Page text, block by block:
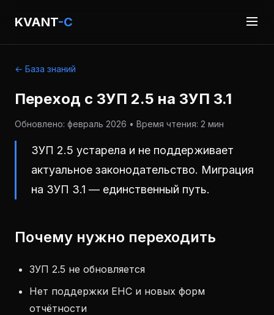
KVANT-C
← База знаний
Переход с ЗУП 2.5 на ЗУП 3.1
Обновлено: февраль 2026 • Время чтения: 2 мин
ЗУП 2.5 устарела и не поддерживает
актуальное законодательство. Миграция
на ЗУП 3.1 — единственный путь.
Почему нужно переходить
ЗУП 2.5 не обновляется
Нет поддержки ЕНС и новых форм
отчётности